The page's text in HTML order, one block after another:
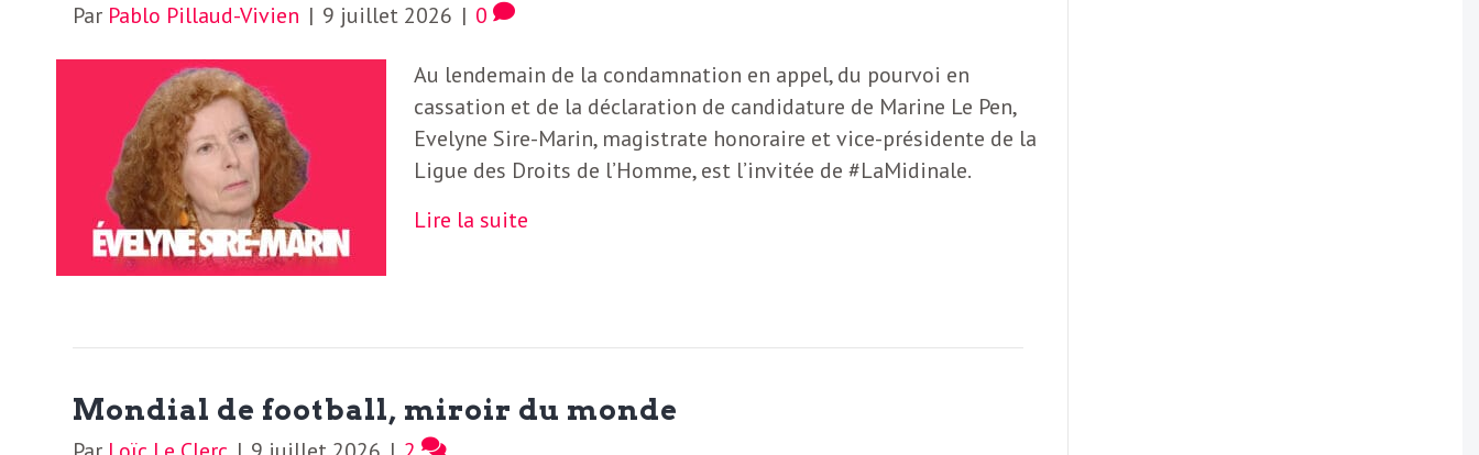
Par Pablo Pillaud-Vivien | 9 juillet 2026 | 0
Au lendemain de la condamnation en appel, du pourvoi en
cassation et de la déclaration de candidature de Marine Le Pen,
Evelyne Sire-Marin, magistrate honoraire et vice-présidente de la
Ligue des Droits de l’Homme, est l’invitée de #LaMidinale.
Lire la suite
Mondial de football, miroir du monde